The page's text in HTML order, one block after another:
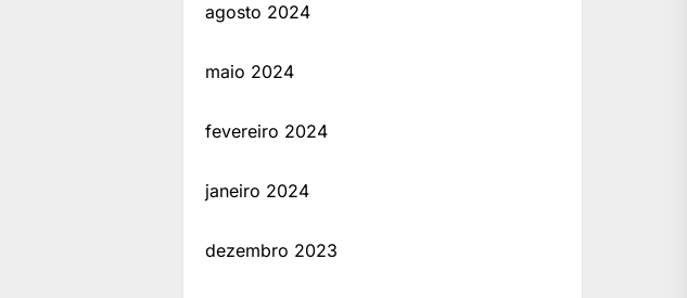
agosto 2024
maio 2024
fevereiro 2024
janeiro 2024
dezembro 2023